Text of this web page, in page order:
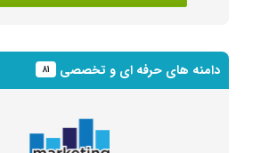
دامنه های حرفه ای و تخصصی ۸۱